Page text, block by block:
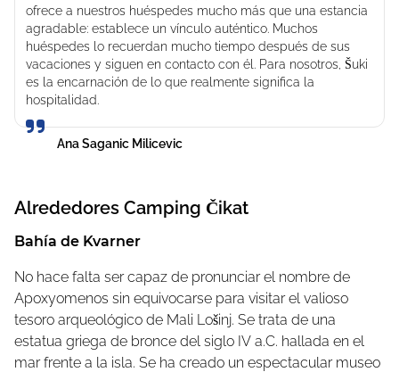
invierno y cuentan con calefacción. Las parcelas y los
alojamientos de alquiler también marcan la pauta: las
parcelas Premium y Superior y las casas móviles de lujo
en particular impresionan por su ubicación e
instalaciones excepcionales.
Čikat es el mayor camping de las islas de Cres y Lošinj
y permanece abierto todo el año.
disfrutar de las islas en esta época especial del año.
Gracias a su ubicación natural, el camping es ideal para
km.
ofrece a nuestros huéspedes mucho más que una estancia
agradable: establece un vínculo auténtico. Muchos
huéspedes lo recuerdan mucho tiempo después de sus
vacaciones y siguen en contacto con él. Para nosotros, Šuki
es la encarnación de lo que realmente significa la
hospitalidad.
Ana Saganic Milicevic
Alrededores Camping Čikat
Bahía de Kvarner
No hace falta ser capaz de pronunciar el nombre de
Apoxyomenos sin equivocarse para visitar el valioso
tesoro arqueológico de Mali Lošinj. Se trata de una
estatua griega de bronce del siglo IV a.C. hallada en el
mar frente a la isla. Se ha creado un espectacular museo